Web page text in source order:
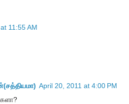
11:55 AM
April 20, 2011 at 4:00 PM